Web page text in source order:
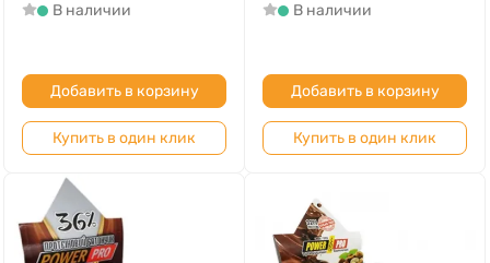
В наличии
Добавить в корзину
Купить в один клик
В наличии
Добавить в корзину
Купить в один клик